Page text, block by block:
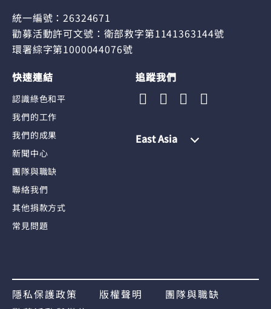
統一編號：26324671
勸募活動許可文號：衛部救字第1141363144號
環署綜字第1000044076號
快速連結
認識綠色和平
我們的工作
我們的成果
新聞中心
團隊與職缺
聯絡我們
其他捐款方式
常見問題
追蹤我們
East Asia
隱私保護政策 版權聲明
團隊與職缺